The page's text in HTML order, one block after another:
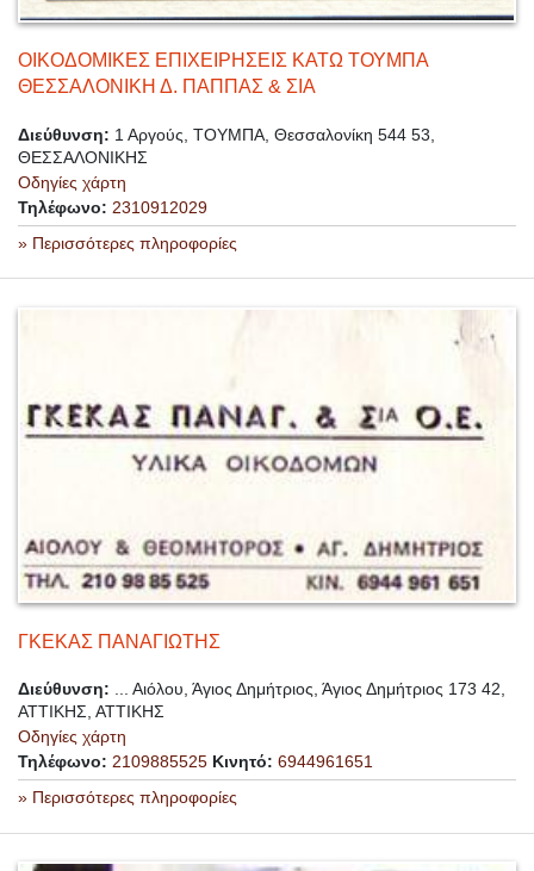
ΟΙΚΟΔΟΜΙΚΕΣ ΕΠΙΧΕΙΡΗΣΕΙΣ ΚΑΤΩ ΤΟΥΜΠΑ
ΘΕΣΣΑΛΟΝΙΚΗ Δ. ΠΑΠΠΑΣ & ΣΙΑ
Διεύθυνση: 1 Αργούς, ΤΟΥΜΠΑ, Θεσσαλονίκη 544 53,
ΘΕΣΣΑΛΟΝΙΚΗΣ
Οδηγίες χάρτη
Τηλέφωνο: 2310912029
» Περισσότερες πληροφορίες
ΓΚΕΚΑΣ ΠΑΝΑΓΙΩΤΗΣ
Διεύθυνση:
... Αιόλου, Άγιος Δημήτριος, Άγιος Δημήτριος 173 42,
ΑΤΤΙΚΗΣ, ΑΤΤΙΚΗΣ
Οδηγίες χάρτη
Τηλέφωνο: 2109885525 Κινητό: 6944961651
» Περισσότερες πληροφορίες